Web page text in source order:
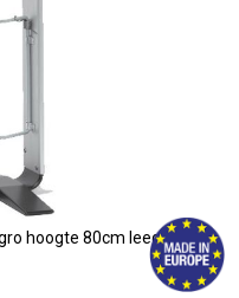
hoogte 80cm leeg